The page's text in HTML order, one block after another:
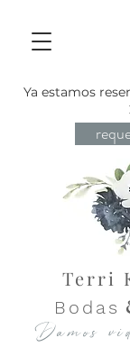
Ya estamos
Terri
Bodas
Damos